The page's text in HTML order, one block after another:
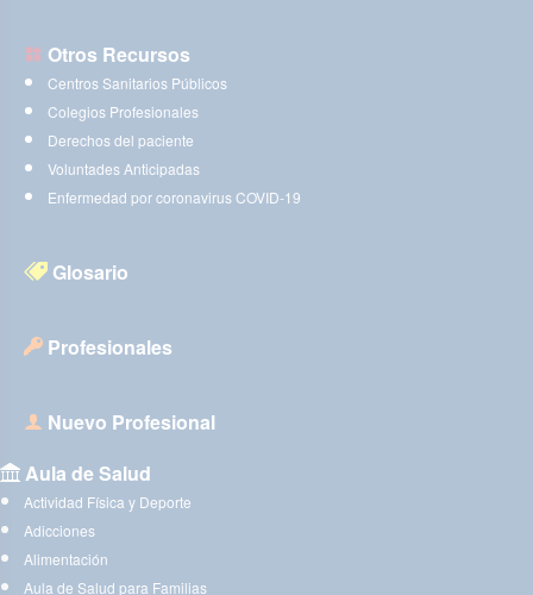
Otros Recursos
Centros Sanitarios Públicos
Colegios Profesionales
Derechos del paciente
Voluntades Anticipadas
Enfermedad por coronavirus COVID-19
Glosario
Profesionales
Nuevo Profesional
Aula de Salud
Actividad Física y Deporte
Adicciones
Alimentación
Aula de Salud para Familias